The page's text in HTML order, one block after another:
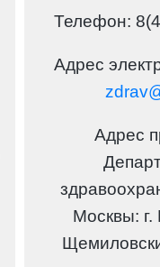
Телефон:
Адрес
Адрес
Москвы: